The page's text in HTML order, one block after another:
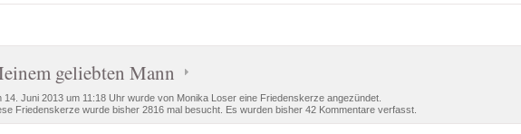
geliebten Mann
14. Juni 2013 um 11:18 Uhr wurde von Monika Loser eine Friedenskerze angezündet.
Friedenskerze wurde bisher 2816 mal besucht. Es wurden bisher 42 Kommentare verfasst.